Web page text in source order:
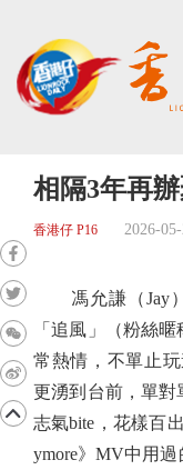
相隔3年再
香港仔 P16 2026-
馮允謙（Jay）
「追風」（粉絲
常熱情，不單止
更湧到台前，單對
志氣bite，花樣百
ymore》MV中用